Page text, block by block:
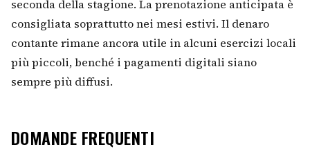
seconda della stagione. La prenotazione anticipata è
consigliata soprattutto nei mesi estivi. Il denaro
contante rimane ancora utile in alcuni esercizi locali
più piccoli, benché i pagamenti digitali siano
sempre più diffusi.
DOMANDE FREQUENTI